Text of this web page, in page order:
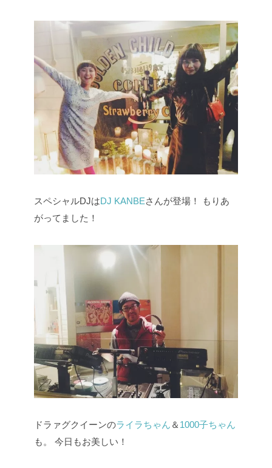
スペシャルDJはDJ KANBEさんが登場！
もりあ
がってました！
ドラァグクイーンのライラちゃん ＆ 1000子ちゃん
も。
今日もお美しい！